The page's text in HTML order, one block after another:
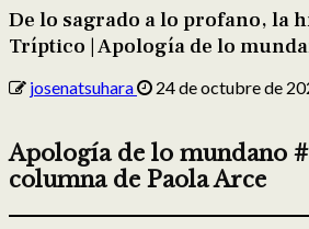
De lo sagrado a lo profano, la
Tríptico | Apología de lo
josenatsuhara 24 de octubre de
Apología de lo mundano
columna de Paola Arce